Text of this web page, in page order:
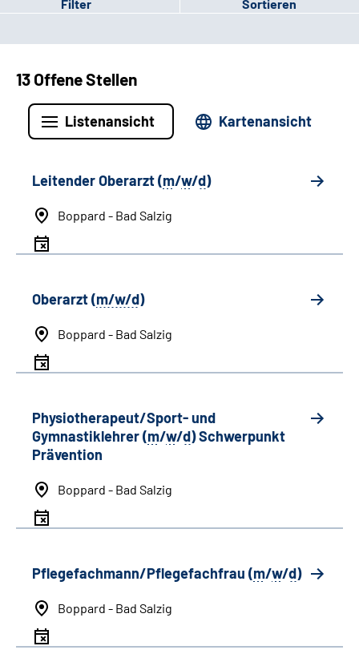
Filter Sortieren
13 Offene Stellen
Listenansicht Kartenansicht
Leitender Oberarzt (m/w/d)
Boppard - Bad Salzig
Oberarzt (m/w/d)
Boppard - Bad Salzig
Physiotherapeut/Sport- und
Gymnastiklehrer (m/w/d) Schwerpunkt
Prävention
Boppard - Bad Salzig
Pflegefachmann/Pflegefachfrau (m/w/d)
Boppard - Bad Salzig